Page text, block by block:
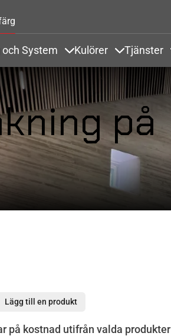
System Kulörer Tjänster
på
Lägg till en produkt
på kostnad utifrån valda produkter